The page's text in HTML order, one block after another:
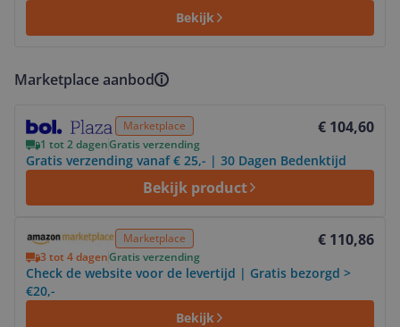
Bekijk
Marketplace aanbod
Marketplace € 104,60
1 tot 2 dagenGratis verzending
Gratis verzending vanaf € 25,- | 30 Dagen Bedenktijd
Bekijk product
Marketplace € 110,86
3 tot 4 dagenGratis verzending
Check de website voor de levertijd | Gratis bezorgd >
€20,-
Bekijk